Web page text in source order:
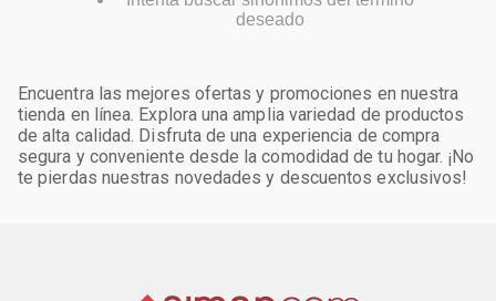
deseado
Encuentra las mejores ofertas y promociones en nuestra
tienda en línea. Explora una amplia variedad de productos
de alta calidad. Disfruta de una experiencia de compra
segura y conveniente desde la comodidad de tu hogar. ¡No
te pierdas nuestras novedades y descuentos exclusivos!